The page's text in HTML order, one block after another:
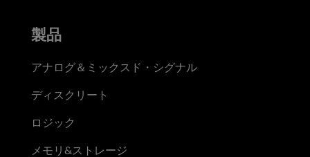
製品
アナログ＆ミックスド・シグナル
ディスクリート
ロジック
メモリ&ストレージ